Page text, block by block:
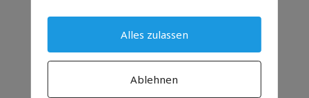
Alles zulassen
Ablehnen